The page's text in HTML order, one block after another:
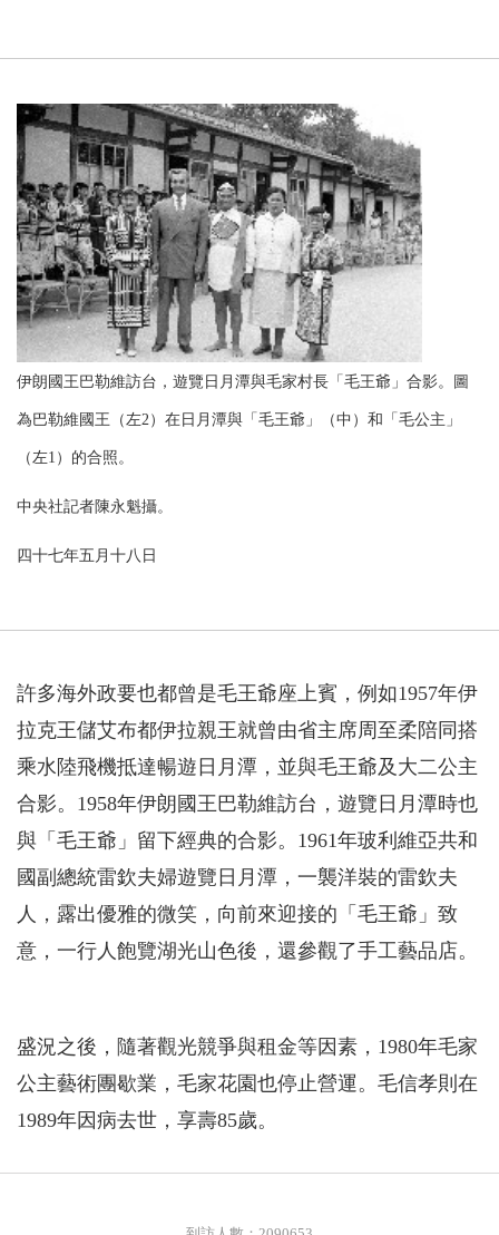
伊朗國王巴勒維訪台，遊覽日月潭與毛家村長「毛王爺」合影。圖
為巴勒維國王（左2）在日月潭與「毛王爺」（中）和「毛公主」
（左1）的合照。
中央社記者陳永魁攝。
四十七年五月十八日
許多海外政要也都曾是毛王爺座上賓，例如1957年伊
拉克王儲艾布都伊拉親王就曾由省主席周至柔陪同搭
乘水陸飛機抵達暢遊日月潭，並與毛王爺及大二公主
合影。1958年伊朗國王巴勒維訪台，遊覽日月潭時也
與「毛王爺」留下經典的合影。1961年玻利維亞共和
國副總統雷欽夫婦遊覽日月潭，一襲洋裝的雷欽夫
人，露出優雅的微笑，向前來迎接的「毛王爺」致
意，一行人飽覽湖光山色後，還參觀了手工藝品店。
盛況之後，隨著觀光競爭與租金等因素，1980年毛家
公主藝術團歇業，毛家花園也停止營運。毛信孝則在
1989年因病去世，享壽85歲。